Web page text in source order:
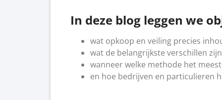
In deze blog leggen we
wat opkoop en veiling precies
wat de belangrijkste verschillen zijn
wanneer welke methode het
en hoe bedrijven en particulieren